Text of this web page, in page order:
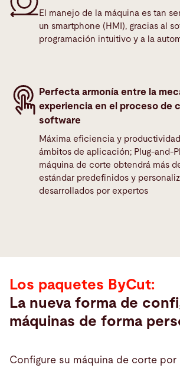
El manejo de la máquina es tan
un smartphone (HMI), gracias al
programación intuitivo y a la
Perfecta armonía entre la
experiencia en el proceso de
software
Máxima eficiencia y
ámbitos de aplicación; Plug-and-
máquina de corte obtendrá más
estándar predefinidos y
desarrollados por expertos
Los paquetes ByCut:
La nueva forma de
máquinas de forma
Configure su máquina de corte por